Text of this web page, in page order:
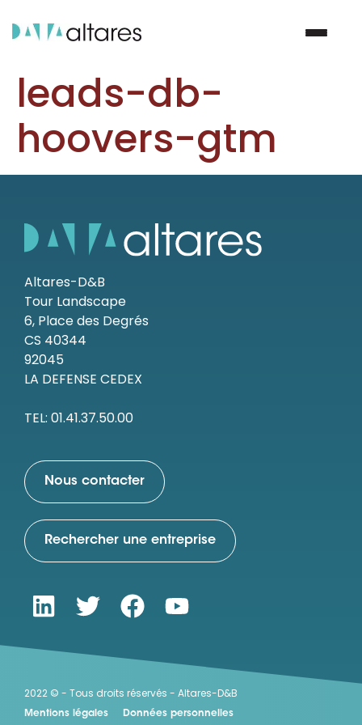
Vos enjeux
Notre groupe
leads-db-
hoovers-gtm
Altares-D&B
Tour Landscape
6, Place des Degrés
CS 40344
92045
LA DEFENSE CEDEX
TEL: 01.41.37.50.00
Nous contacter
Rechercher une entreprise
2022 © - Tous droits réservés - Altares-D&B
Mentions légales Données personnelles